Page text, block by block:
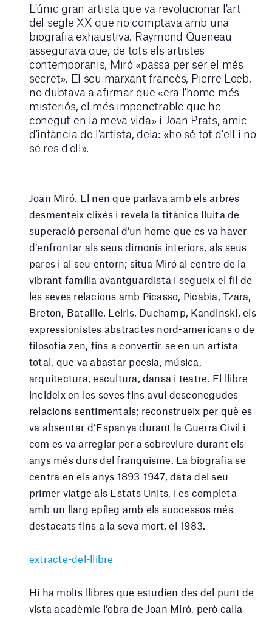
L'únic gran artista que va revolucionar l'art
del segle XX que no comptava amb una
biografia exhaustiva. Raymond Queneau
assegurava que, de tots els artistes
contemporanis, Miró «passa per ser el més
secret». El seu marxant francès, Pierre Loeb,
no dubtava a afirmar que «era l'home més
misteriós, el més impenetrable que he
conegut en la meva vida» i Joan Prats, amic
d'infància de l'artista, deia: «ho sé tot d'ell i no
sé res d'ell».
Joan Miró. El nen que parlava amb els arbres
desmenteix clixés i revela la titànica lluita de
superació personal d’un home que es va haver
d’enfrontar als seus dimonis interiors, als seus
pares i al seu entorn; situa Miró al centre de la
vibrant família avantguardista i segueix el fil de
les seves relacions amb Picasso, Picabia, Tzara,
Breton, Bataille, Leiris, Duchamp, Kandinski, els
expressionistes abstractes nord-americans o de
filosofia zen, fins a convertir-se en un artista
total, que va abastar poesia, música,
arquitectura, escultura, dansa i teatre. El llibre
incideix en les seves fins avui desconegudes
relacions sentimentals; reconstrueix per què es
va absentar d’Espanya durant la Guerra Civil i
com es va arreglar per a sobreviure durant els
anys més durs del franquisme. La biografia se
centra en els anys 1893-1947, data del seu
primer viatge als Estats Units, i es completa
amb un llarg epíleg amb els successos més
destacats fins a la seva mort, el 1983.
extracte-del-llibre
Hi ha molts llibres que estudien des del punt de
vista acadèmic l’obra de Joan Miró, però calia